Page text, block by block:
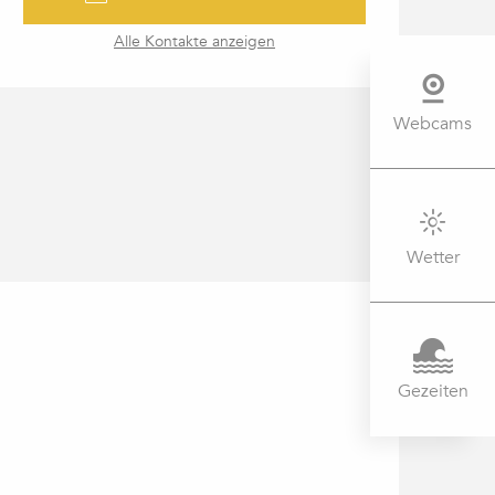
Webcams
Wetter
Gezeiten
Alle Kontakte anzeigen